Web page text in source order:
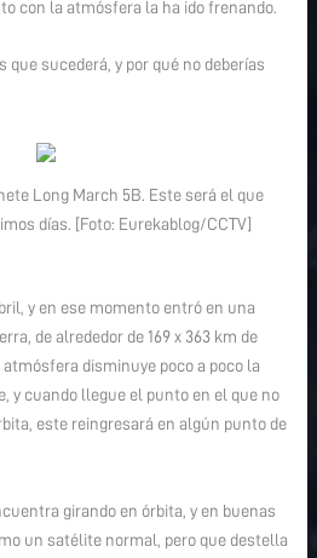
con la atmósfera la ha ido frenando.
sucederá, y por qué no deberías
Long March 5B. Este será el que
días. [Foto: Eurekablog/CCTV]
y en ese momento entró en una
de alrededor de 169 x 363 km de
disminuye poco a poco la
y cuando llegue el punto en el que no
este reingresará en algún punto de
girando en órbita, y en buenas
un satélite normal, pero que destella